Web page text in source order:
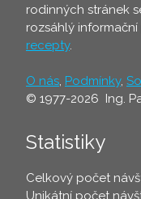
rodinných stránek
rozsáhlý
recepty.
O nás, Podmínky,
© 1977-2026 Ing.
Statistiky
Celkový počet
Unikátní počet